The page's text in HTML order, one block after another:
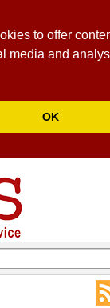
to offer
media and
OK